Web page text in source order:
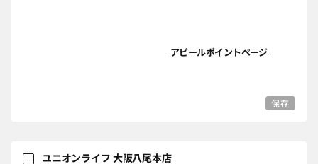
アピールポイントページ
保存
ユニオンライフ 大阪八尾本店